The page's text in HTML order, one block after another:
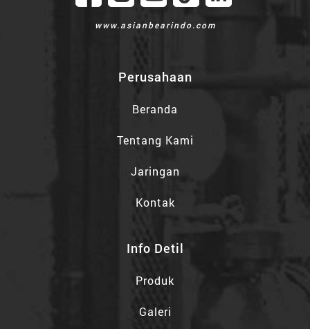
www.asianbearindo.com
Perusahaan
Beranda
Tentang Kami
Jaringan
Kontak
Info Detil
Produk
Galeri